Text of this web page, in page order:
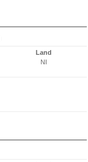
Land
NI